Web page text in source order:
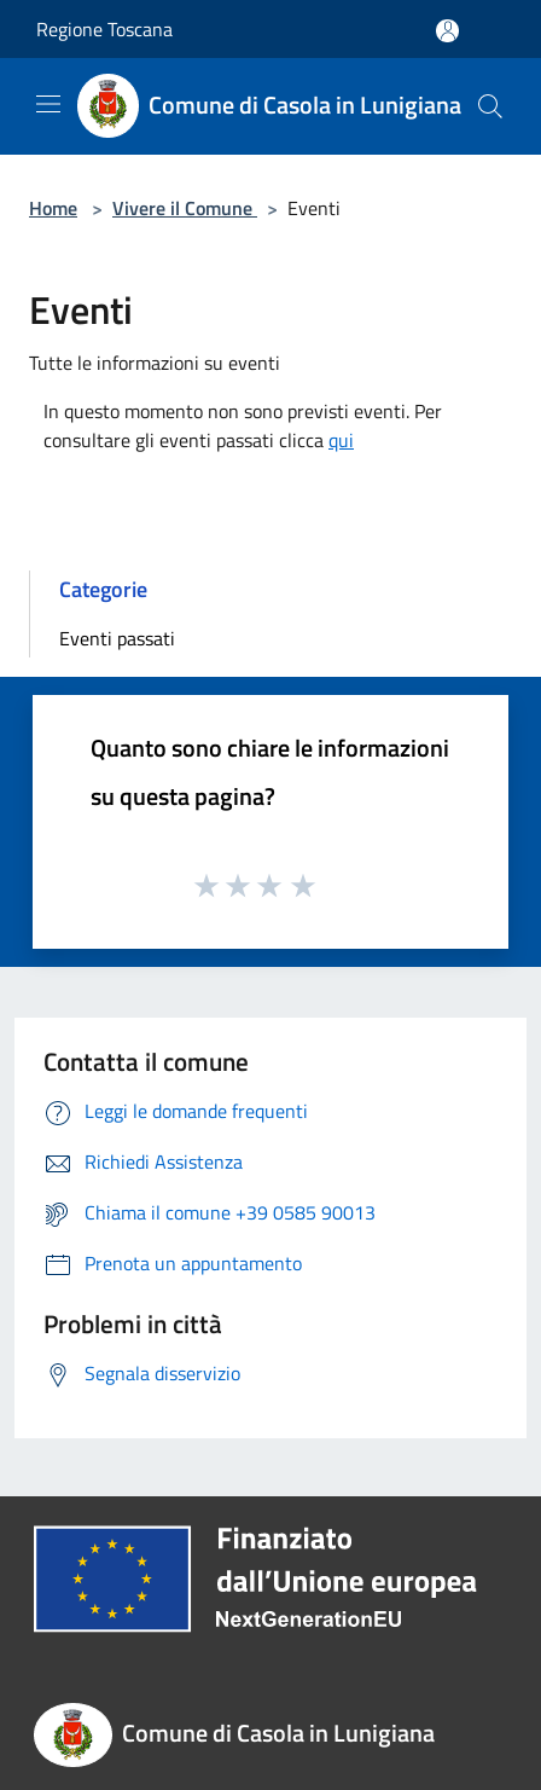
Regione Toscana
Comune di Casola in Lunigiana
Home > Vivere il Comune > Eventi
Eventi
Tutte le informazioni su eventi
In questo momento non sono previsti eventi. Per
consultare gli eventi passati cliccaqui
Categorie
Eventi passati
Quanto sono chiare le informazioni
su questa pagina?
Contatta il comune
Leggi le domande frequenti
Richiedi Assistenza
Chiama il comune +39 0585 90013
Prenota un appuntamento
Problemi in città
Segnala disservizio
Comune di Casola in Lunigiana